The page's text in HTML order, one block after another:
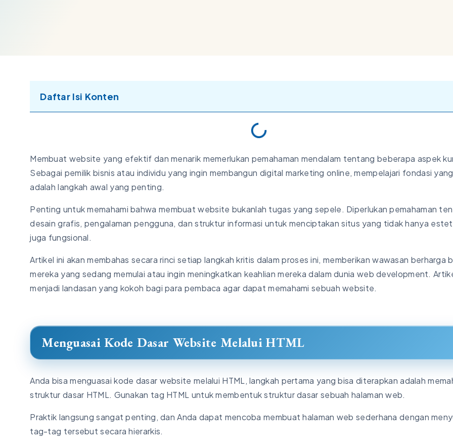
Daftar Isi Konten
Membuat website yang efektif dan menarik memerlukan pemahaman mendalam tentang beberapa aspek
Sebagai pemilik bisnis atau individu yang ingin membangun digital marketing online, mempelajari fondasi
adalah langkah awal yang penting.
Penting untuk memahami bahwa membuat website bukanlah tugas yang sepele. Diperlukan pemahaman
desain grafis, pengalaman pengguna, dan struktur informasi untuk menciptakan situs yang tidak hanya
juga fungsional.
Artikel ini akan membahas secara rinci setiap langkah kritis dalam proses ini, memberikan wawasan berharga
mereka yang sedang memulai atau ingin meningkatkan keahlian mereka dalam dunia web development.
menjadi landasan yang kokoh bagi para pembaca agar dapat memahami sebuah website.
Menguasai Kode Dasar Website Melalui HTML
Anda bisa menguasai kode dasar website melalui HTML, langkah pertama yang bisa diterapkan adalah
struktur dasar HTML. Gunakan tag HTML untuk membentuk struktur dasar sebuah halaman web.
Praktik langsung sangat penting, dan Anda dapat mencoba membuat halaman web sederhana dengan
tag-tag tersebut secara hierarkis.